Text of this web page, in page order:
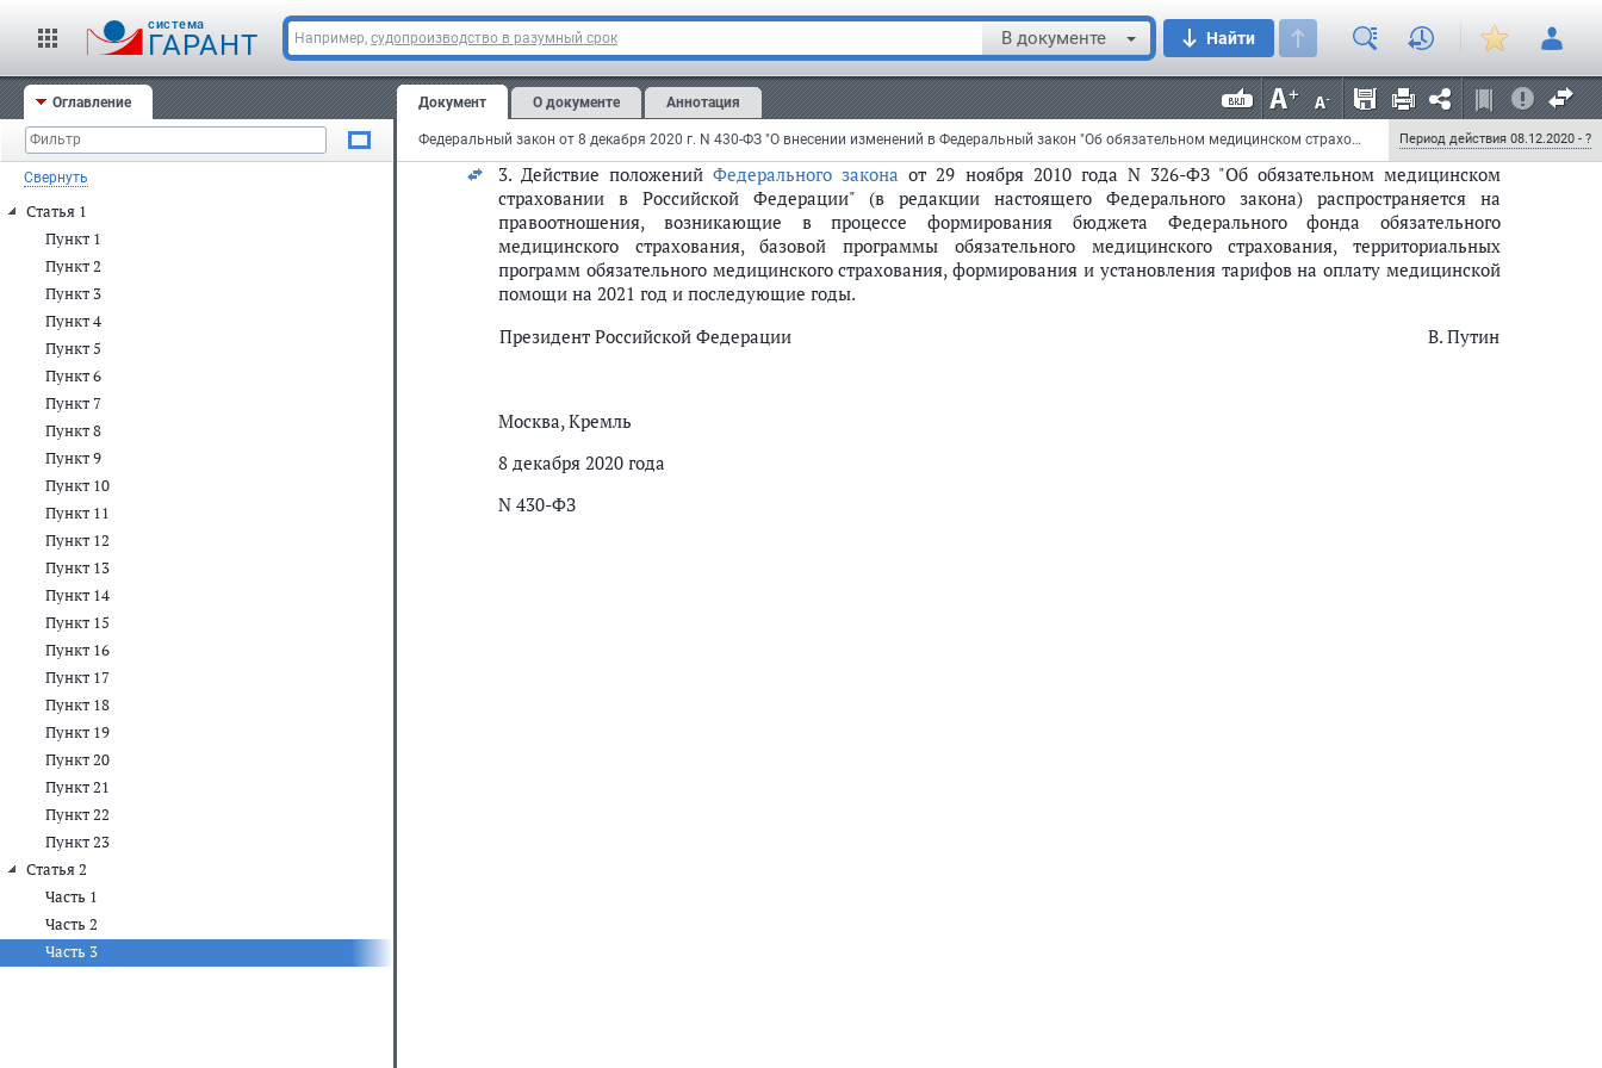
cистема
ГАРАНТ Например, судопроизводство в разумный срок В документе Найти
Оглавление
Свернуть
Статья 1
Пункт 1
Пункт 2
Пункт 3
Пункт 4
Пункт 5
Пункт 6
Пункт 7
Пункт 8
Пункт 9
Пункт 10
Пункт 11
Пункт 12
Пункт 13
Пункт 14
Пункт 15
Пункт 16
Пункт 17
Пункт 18
Пункт 19
Пункт 20
Пункт 21
Пункт 22
Пункт 23
Статья 2
Часть 1
Часть 2
Часть 3
Документ О документе Аннотация
Федеральный закон от 8 декабря 2020 г. N 430-ФЗ "О внесении изменений в Федеральный закон "Об обязательном медицинском страховании в Российской Федерации" Период действия 08.12.2020 - ?
1. Настоящий Федеральный закон вступает в силу с 1 января 2021 года, за исключениемабзаца второго подпункта "в"
пункта 4 статьи 1настоящего Федерального закона.
2.
Абзац второй подпункта "в" пункта 4 статьи 1настоящего Федерального закона вступает в силу со дня
официального опубликованиянастоящего Федерального закона.
3. Действие положенийФедерального закона от 29 ноября 2010 года N 326-ФЗ "Об обязательном медицинском
страховании в Российской Федерации" (в редакции настоящего Федерального закона) распространяется на
правоотношения, возникающие в процессе формирования бюджета Федерального фонда обязательного
медицинского страхования, базовой программы обязательного медицинского страхования, территориальных
программ обязательного медицинского страхования, формирования и установления тарифов на оплату медицинской
помощи на 2021 год и последующие годы.
Президент Российской Федерации
В. Путин
Москва, Кремль
8 декабря 2020 года
N 430-ФЗ